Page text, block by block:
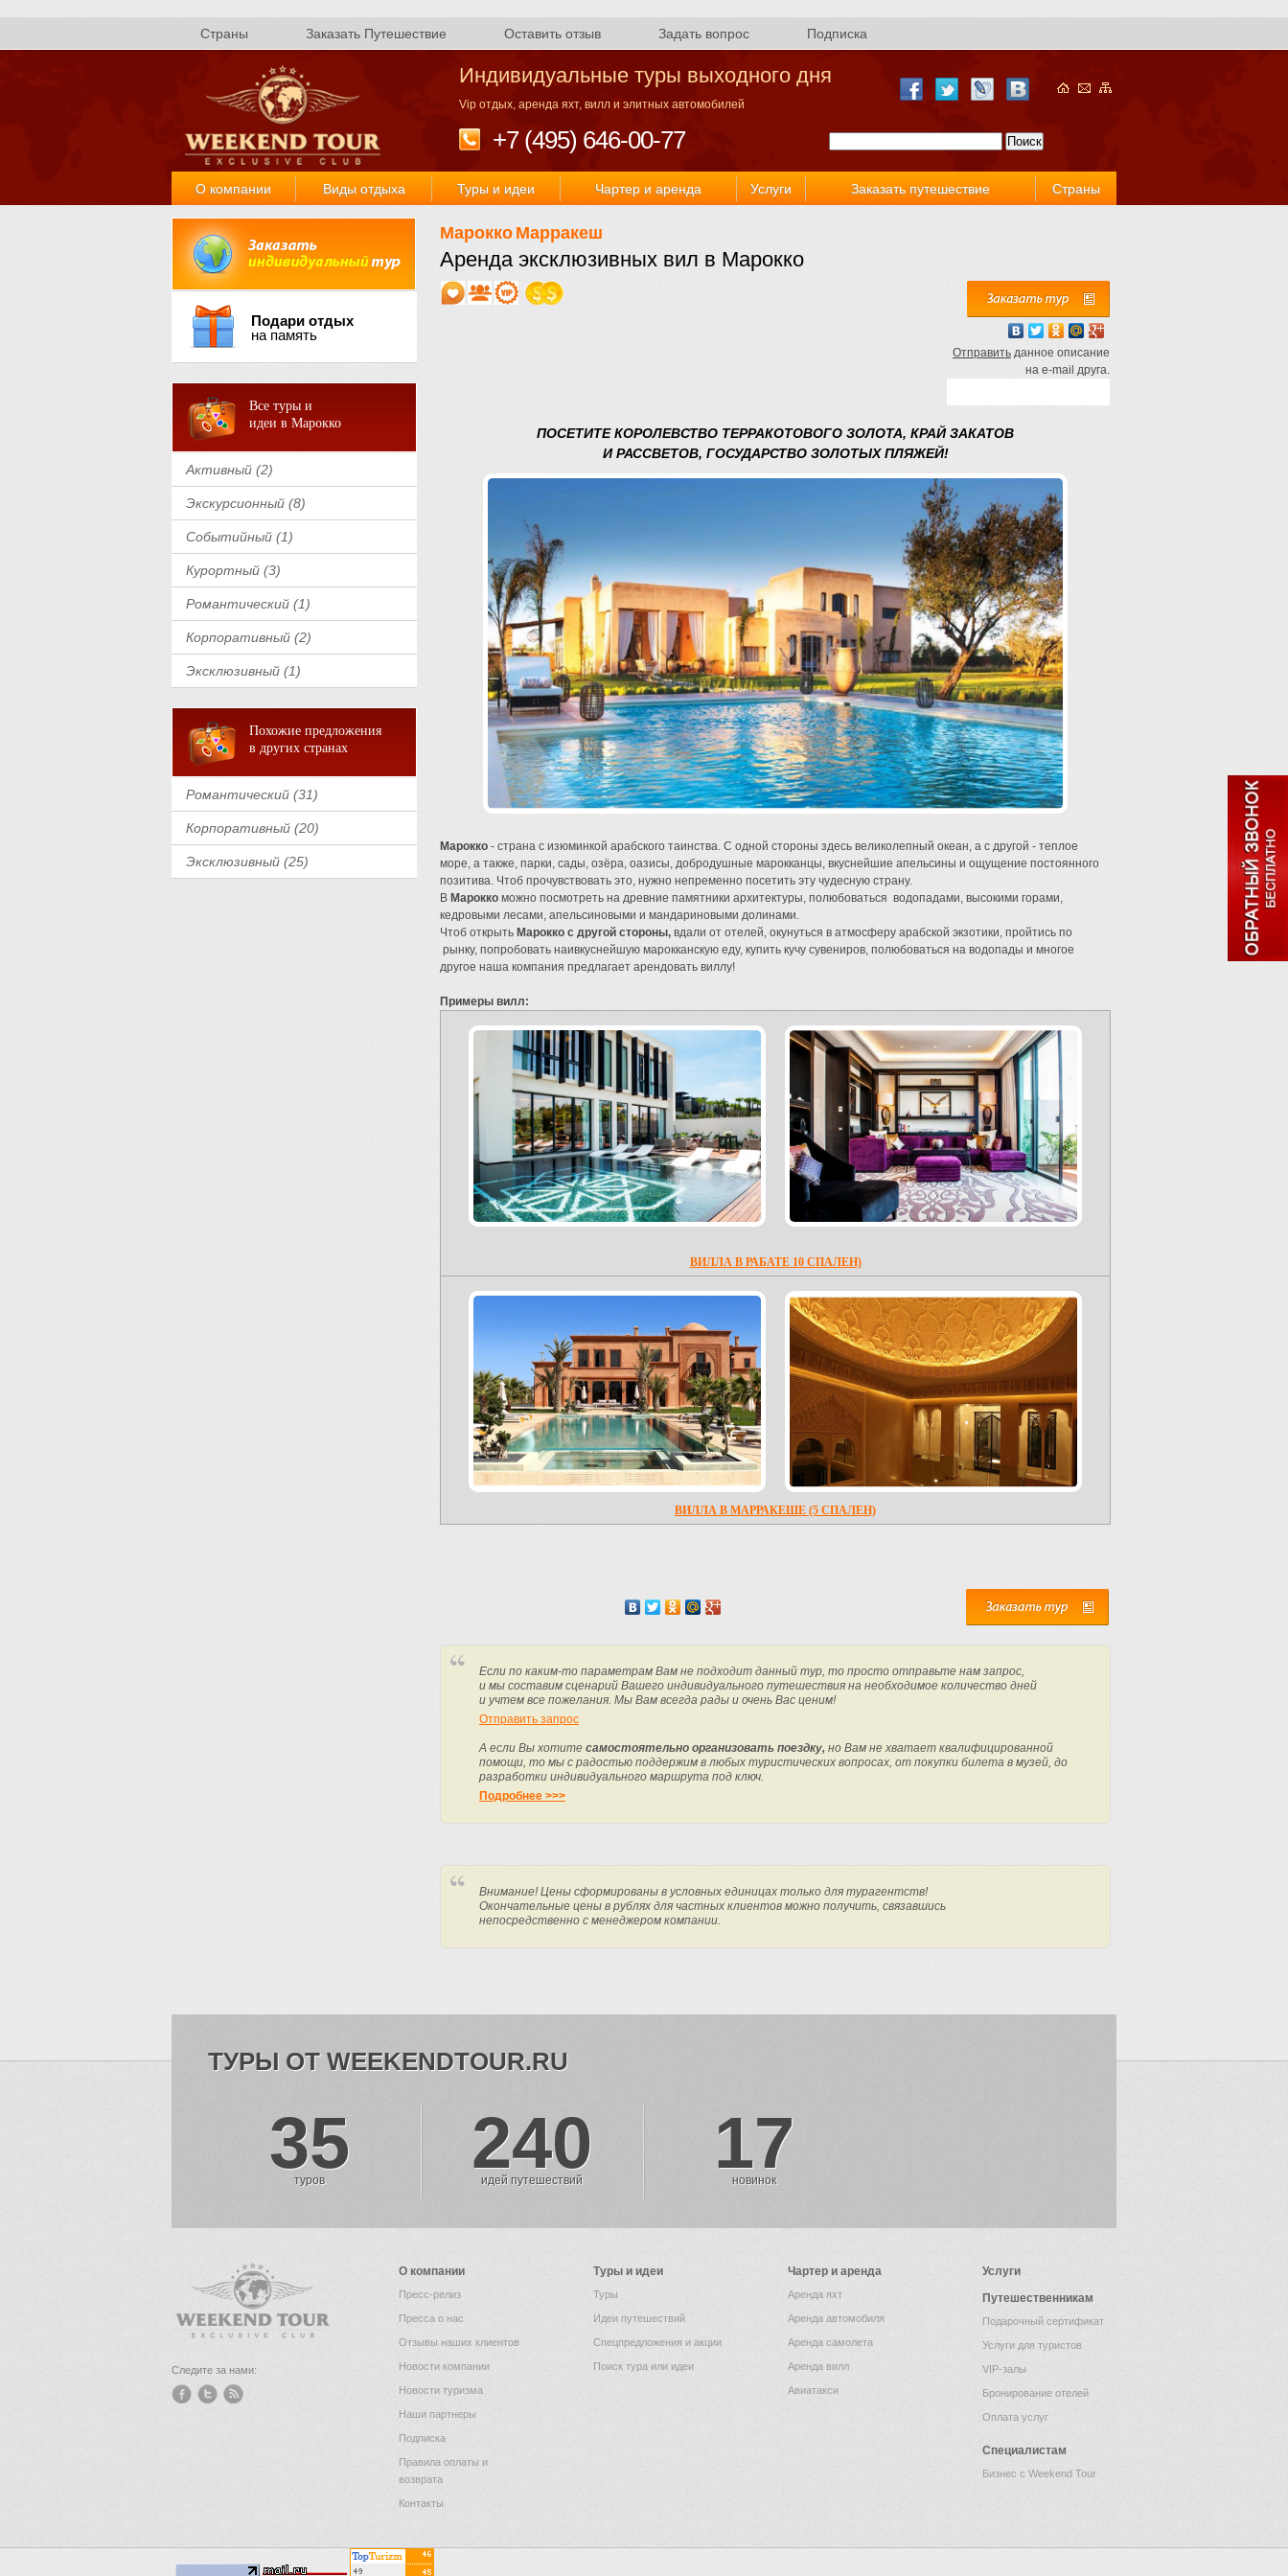
Страны Заказать Путешествие Оставить отзыв Задать вопрос Подписка
Индивидуальные туры выходного дня
Vip отдых, аренда яхт, вилл и элитных автомобилей
+7 (495) 646-00-77
О компании Виды отдыха Туры и идеи Чартер и аренда Услуги Заказать путешествие Страны
Подари отдых
на память
Все туры и
идеи в Марокко
Активный (2)
Экскурсионный (8)
Событийный (1)
Курортный (3)
Романтический (1)
Корпоративный (2)
Эксклюзивный (1)
Похожие предложения
в других странах
Романтический (31)
Корпоративный (20)
Эксклюзивный (25)
Марокко Марракеш
Аренда эксклюзивных вил в Марокко
Отправить данное описание
на e-mail друга.
ПОСЕТИТЕ КОРОЛЕВСТВО ТЕРРАКОТОВОГО ЗОЛОТА, КРАЙ ЗАКАТОВ
И РАССВЕТОВ, ГОСУДАРСТВО ЗОЛОТЫХ ПЛЯЖЕЙ!
Марокко - страна с изюминкой арабского таинства. С одной стороны здесь великолепный океан, а с другой - теплое
море, а также, парки, сады, озёра, оазисы, добродушные марокканцы, вкуснейшие апельсины и ощущение постоянного
позитива. Чтоб прочувствовать это, нужно непременно посетить эту чудесную страну.
В Марокко можно посмотреть на древние памятники архитектуры, полюбоваться водопадами, высокими горами,
кедровыми лесами, апельсиновыми и мандариновыми долинами.
Чтоб открыть Марокко с другой стороны, вдали от отелей, окунуться в атмосферу арабской экзотики, пройтись по
рынку, попробовать наивкуснейшую марокканскую еду, купить кучу сувениров, полюбоваться на водопады и многое
другое наша компания предлагает арендовать виллу!
Примеры вилл:
ВИЛЛА В РАБАТЕ 10 СПАЛЕН)
ВИЛЛА В МАРРАКЕШЕ (5 СПАЛЕН)
Если по каким-то параметрам Вам не подходит данный тур, то просто отправьте нам запрос,
и мы составим сценарий Вашего индивидуального путешествия на необходимое количество дней
и учтем все пожелания. Мы Вам всегда рады и очень Вас ценим!
Отправить запрос
А если Вы хотите самостоятельно организовать поездку, но Вам не хватает квалифицированной
помощи, то мы с радостью поддержим в любых туристических вопросах, от покупки билета в музей, до
разработки индивидуального маршрута под ключ.
Подробнее >>>
Внимание! Цены сформированы в условных единицах только для турагентств!
Окончательные цены в рублях для частных клиентов можно получить, связавшись
непосредственно с менеджером компании.
ТУРЫ ОТ WEEKENDTOUR.RU
35
туров 240
идей путешествий 17
новинок
Следите за нами:
О компании
Пресс-релиз
Пресса о нас
Отзывы наших клиентов
Новости компании
Новости туризма
Наши партнеры
Подписка
Правила оплаты и
возврата
Контакты
Туры и идеи
Туры
Идеи путешествий
Спецпредложения и акции
Поиск тура или идеи
Чартер и аренда
Аренда яхт
Аренда автомобиля
Аренда самолета
Аренда вилл
Авиатакси
Услуги
Путешественникам
Подарочный сертификат
Услуги для туристов
VIP-залы
Бронирование отелей
Оплата услуг
Специалистам
Бизнес с Weekend Tour